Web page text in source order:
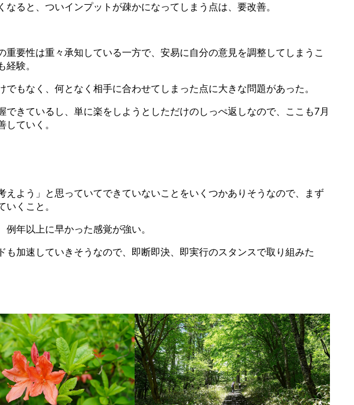
なると、ついインプットが疎かになってしまう点は、要改善。
重要性は重々承知している一方で、安易に自分の意見を調整してしまうこ
験。
でもなく、何となく相手に合わせてしまった点に大きな問題があった。
できているし、単に楽をしようとしただけのしっぺ返しなので、ここも7月
していく。
えよう」と思っていてできていないことをいくつかありそうなので、まず
いくこと。
例年以上に早かった感覚が強い。
も加速していきそうなので、即断即決、即実行のスタンスで取り組みた